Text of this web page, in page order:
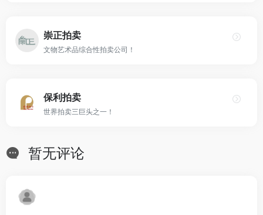
崇正拍卖
文物艺术品综合性拍卖公司！
保利拍卖
世界拍卖三巨头之一！
暂无评论